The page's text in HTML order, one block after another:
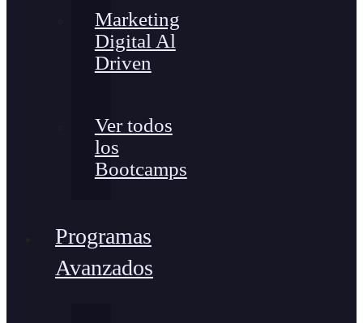
Marketing
Digital Al
Driven
Ver todos
los
Bootcamps
Programas
Avanzados